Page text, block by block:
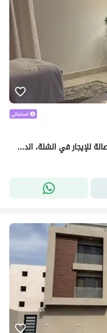
شقة مفروشة مكونة من غرفة نوم واحدة و صالة للإيجار في الشلة، الدمام